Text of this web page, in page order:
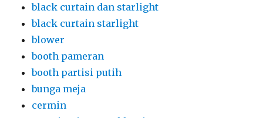
black curtain dan starlight
black curtain starlight
blower
booth pameran
booth partisi putih
bunga meja
cermin